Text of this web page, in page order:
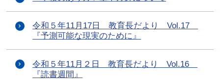
令和５年11月17日 教育長だより Vol.17
『予測可能な現実のために』
令和５年11月２日 教育長だより Vol.16
『読書週間』